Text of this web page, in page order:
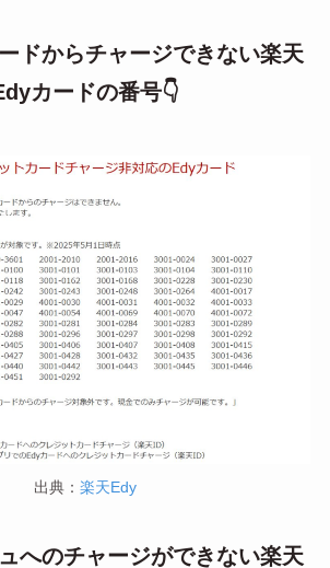
ドからチャージできない楽天
カードの番号👇
出典： 楽天Edy
へのチャージができない楽天